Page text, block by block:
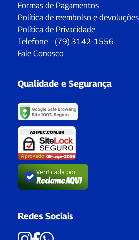
Formas de Pagamentos
Política de reembolso e devoluções
Política de Privacidade
Telefone – (79) 3142-1556
Fale Conosco
Qualidade e Segurança
Verificada por
Redes Sociais